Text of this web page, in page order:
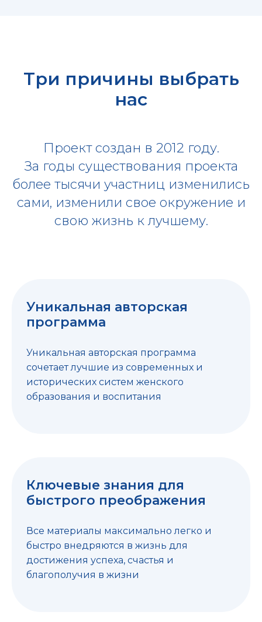
Три причины выбрать
нас
Проект создан в 2012 году.
За годы существования проекта
более тысячи участниц изменились
сами, изменили свое окружение и
свою жизнь к лучшему.
Уникальная авторская
программа
Уникальная авторская программа
сочетает лучшие из современных и
исторических систем женского
образования и воспитания
Ключевые знания для
быстрого преображения
Все материалы максимально легко и
быстро внедряются в жизнь для
достижения успеха, счастья и
благополучия в жизни